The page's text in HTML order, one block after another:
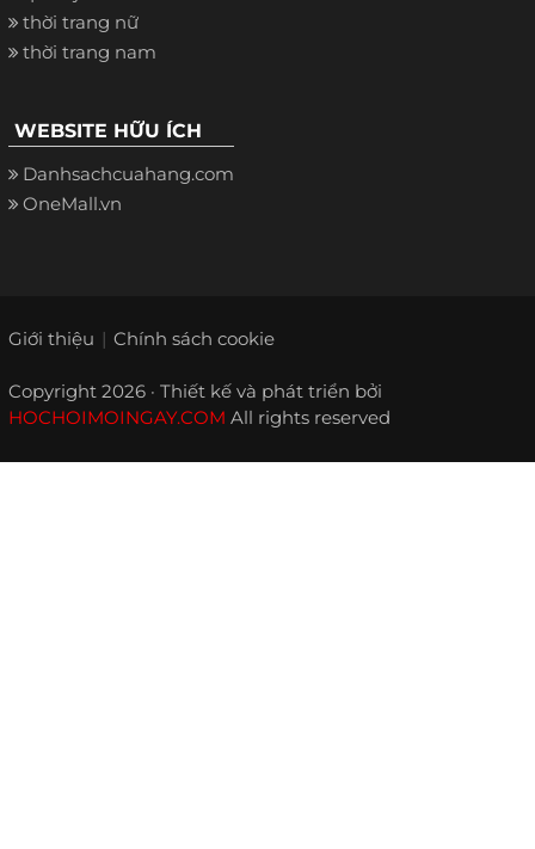
thời trang nữ
thời trang nam
WEBSITE HỮU ÍCH
Danhsachcuahang.com
OneMall.vn
Giới thiệu Chính sách cookie
Copyright 2026 · Thiết kế và phát triển bởi
HOCHOIMOINGAY.COM All rights reserved